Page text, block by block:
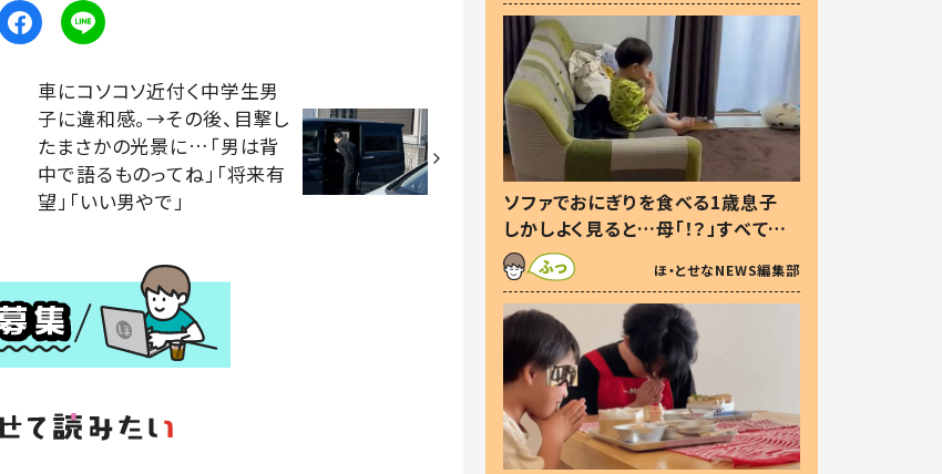
車にコソコソ近付く中学生男
子に違和感。→その後、目撃し
たまさかの光景に…「男は背
中で語るものってね」「将来有
望」「いい男やで」
ソファでおにぎりを食べる1歳息子
しかしよく見ると…母「！？」すべてを
察した母の投稿に「可愛いから許
す！」「現行犯〜」
ほ・とせなNEWS編集部